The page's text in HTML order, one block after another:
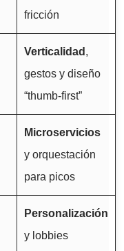
fricción
Verticalidad ,
gestos y diseño
“thumb-first”
Microservicios
y orquestación
para picos
Personalización
y lobbies